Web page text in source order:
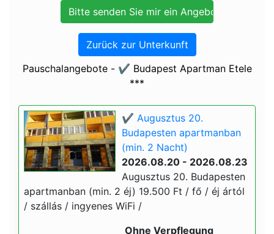
Zurück zur Unterkunft
Pauschalangebote - ✔️ Budapest Apartman Etele
***
✔️ Augusztus 20.
Budapesten apartmanban
(min. 2 Nacht)
2026.08.20 - 2026.08.23
Augusztus 20. Budapesten
apartmanban (min. 2 éj) 19.500 Ft / fő / éj ártól
/ szállás / ingyenes WiFi /
Ohne Verpflegung